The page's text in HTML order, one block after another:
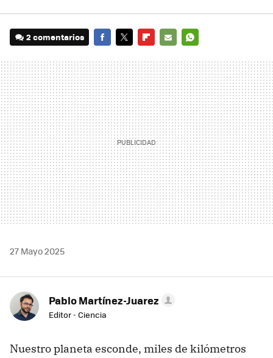
2 comentarios
MAIL
27 Mayo 2025
Pablo Martínez-Juarez
Editor - Ciencia
Nuestro planeta esconde, miles de kilómetros